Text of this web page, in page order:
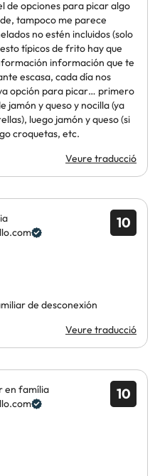
de opciones para picar algo
tampoco me parece
no estén incluidos (solo
típicos de frito hay que
información que te
escasa, cada día nos
opción para picar… primero
jamón y queso y nocilla (ya
luego jamón y queso (si
croquetas, etc.
Veure traducció
10
de desconexión
Veure traducció
10
en família